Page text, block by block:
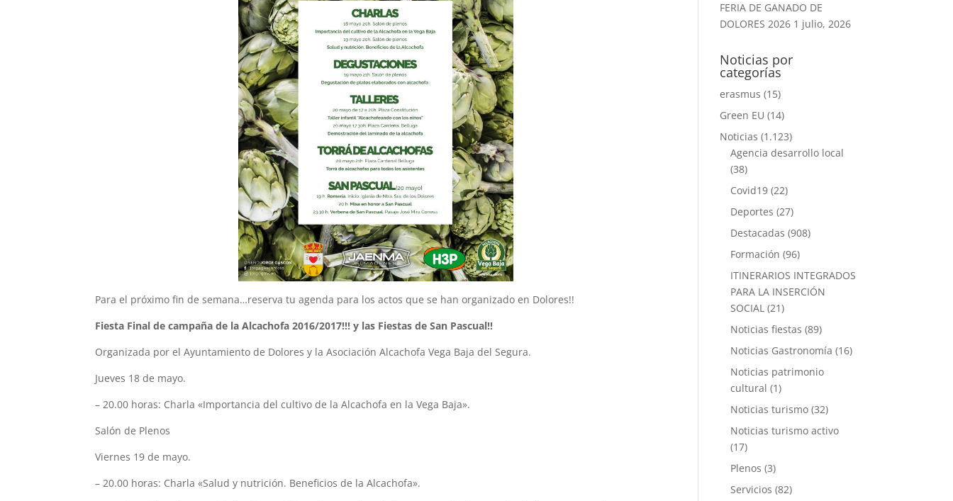
Para el próximo fin de semana…reserva tu agenda para los actos que se han organizado en Dolores!!
Fiesta Final de campaña de la Alcachofa 2016/2017!!! y las Fiestas de San Pascual!!
Organizada por el Ayuntamiento de Dolores y la Asociación Alcachofa Vega Baja del Segura.
Jueves 18 de mayo.
– 20.00 horas: Charla «Importancia del cultivo de la Alcachofa en la Vega Baja».
Salón de Plenos
Viernes 19 de mayo.
– 20.00 horas: Charla «Salud y nutrición. Beneficios de la Alcachofa».
FERIA DE GANADO DE
DOLORES 2026 1 julio, 2026
Noticias por
categorías
erasmus (15)
Green EU (14)
Noticias (1.123)
Agencia desarrollo local
(38)
Covid19 (22)
Deportes (27)
Destacadas (908)
Formación (96)
ITINERARIOS INTEGRADOS
PARA LA INSERCIÓN
SOCIAL (21)
Noticias fiestas (89)
Noticias Gastronomía (16)
Noticias patrimonio
cultural (1)
Noticias turismo (32)
Noticias turismo activo
(17)
Plenos (3)
Servicios (82)